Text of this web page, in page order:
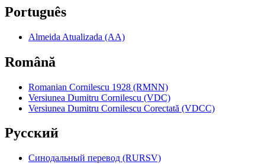
Português
Almeida Atualizada (AA)
Română
Romanian Cornilescu 1928 (RMNN)
Versiunea Dumitru Cornilescu (VDC)
Versiunea Dumitru Cornilescu Corectată (VDCC)
Pyccкий
Синодальный перевод (RURSV)